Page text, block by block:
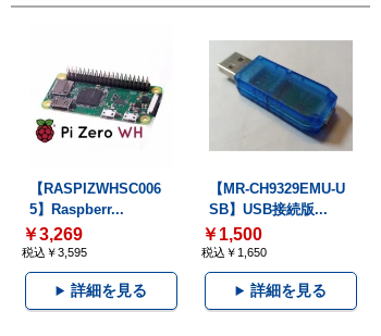
【RASPIZWHSC006
5】Raspberr...
￥3,269
税込￥3,595
詳細を見る
【MR-CH9329EMU-U
SB】USB接続版...
￥1,500
税込￥1,650
詳細を見る